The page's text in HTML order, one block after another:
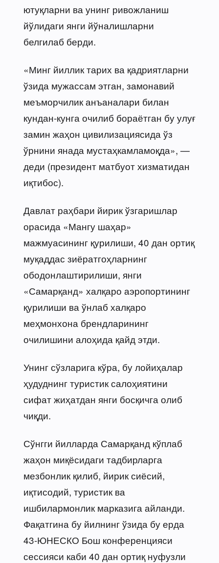
ютуқларни ва унинг ривожланиш
йўлидаги янги йўналишларни
белгилаб берди.
«Минг йиллик тарих ва қадриятларни
ўзида мужассам этган, замонавий
меъморчилик анъаналари билан
кундан-кунга очилиб бораётган бу улуғ
замин жаҳон цивилизациясида ўз
ўрнини янада мустаҳкамламоқда», —
деди (президент матбуот хизматидан
иқтибос).
Давлат раҳбари йирик ўзгаришлар
орасида «Мангу шаҳар»
мажмуасининг қурилиши, 40 дан ортиқ
муқаддас зиёратгоҳларнинг
ободонлаштирилиши, янги
«Самарқанд» халқаро аэропортининг
қурилиши ва ўнлаб халқаро
меҳмонхона брендларининг
очилишини алоҳида қайд этди.
Унинг сўзларига кўра, бу лойиҳалар
ҳудуднинг туристик салоҳиятини
сифат жиҳатдан янги босқичга олиб
чиқди.
Сўнгги йилларда Самарқанд кўплаб
жаҳон миқёсидаги тадбирларга
мезбонлик қилиб, йирик сиёсий,
иқтисодий, туристик ва
ишбилармонлик марказига айланди.
Фақатгина бу йилнинг ўзида бу ерда
43-ЮНЕСКО Бош конференцияси
сессияси каби 40 дан ортиқ нуфузли